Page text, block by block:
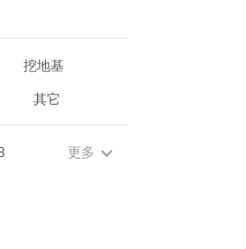
挖地基
其它
更多